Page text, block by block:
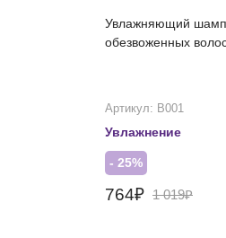
Увлажняющий
обезвоженных
Артикул: В001
Увлажнение
- 25%
764₽ 1 019₽